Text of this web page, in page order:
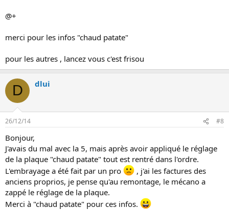
@+
merci pour les infos "chaud patate"
pour les autres , lancez vous c'est frisou
D dlui
26/12/14 #8
Bonjour,
J'avais du mal avec la 5, mais après avoir appliqué le réglage
de la plaque "chaud patate" tout est rentré dans l'ordre.
L'embrayage a été fait par un pro
, j'ai les factures des
anciens proprios, je pense qu'au remontage, le mécano a
zappé le réglage de la plaque.
Merci à "chaud patate" pour ces infos.